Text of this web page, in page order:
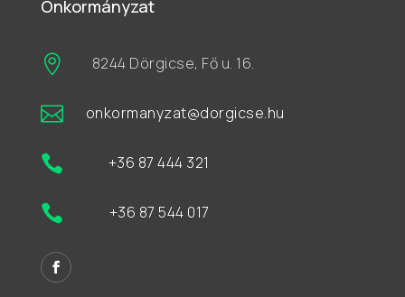
Önkormányzat
 8244 Dörgicse, Fő u. 16.
 onkormanyzat@dorgicse.hu
 +36 87 444 321
 +36 87 544 017